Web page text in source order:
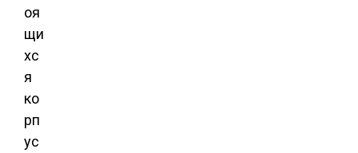
оя
щи
хс
я
ко
рп
ус